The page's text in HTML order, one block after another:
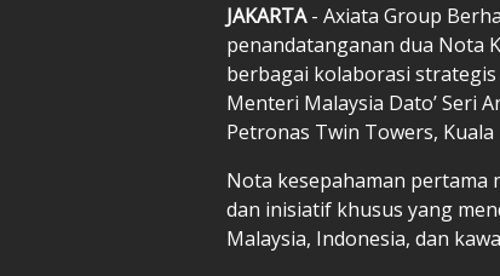
JAKARTA- Axiata Group
penandatanganan dua Nota
berbagai kolaborasi
Menteri Malaysia Dato’ Seri
Petronas Twin Towers, Kuala
Nota kesepahaman pertama
dan inisiatif khusus yang
Malaysia, Indonesia, dan